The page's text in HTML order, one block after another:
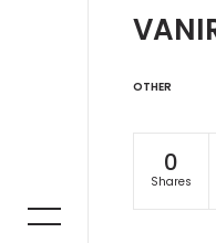
OTHER
0
Shares